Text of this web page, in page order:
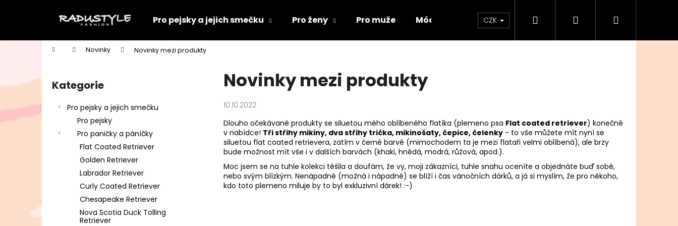
Pro pejsky a jejich smečku Pro ženy Pro muže Módní doplňky Novinky Můj blog
CZK Hledat PřihlášeníNákupní
Domů Novinky Novinky mezi produkty
o
t
n
Přeskočit
kategorie
Kategorie
Pro pejsky a jejich smečku
Pro pejsky
Pro paničky a páníčky
Flat Coated Retriever
Golden Retriever
Labrador Retriever
Curly Coated Retriever
Chesapeake Retriever
Nova Scotia Duck Tolling
Retriever
Novinky mezi produkty
10.10.2022
Dlouho očekávané produkty se siluetou mého oblíbeného flatíka (plemeno psa Flat coated retriever) konečně
v nabídce! Tři střihy mikiny, dva střihy trička, mikinošaty, čepice, čelenky - to vše můžete mít nyní se
siluetou flat coated retrievera, zatím v černé barvě (mimochodem ta je mezi flataři velmi oblíbená), ale brzy
bude možnost mít vše i v dalších barvách (khaki, hnědá, modrá, růžová, apod.).
Moc jsem se na tuhle kolekci těšila a doufám, že vy, moji zákazníci, tuhle snahu oceníte a objednáte buď sobě,
nebo svým blízkým. Nenápadně (možná i nápadně) se blíží i čas vánočních dárků, a já si myslím, že pro někoho,
kdo toto plemeno miluje by to byl exkluzivní dárek! :-)
í
do
do
Doporučujeme
SOFTSHELLOVÁ BUNDA PRO PSA